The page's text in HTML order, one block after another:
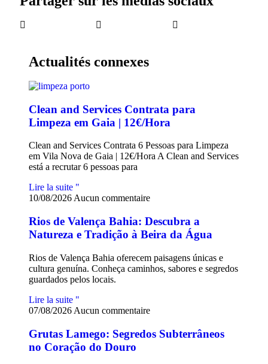
Actualités connexes
Clean and Services Contrata para
Limpeza em Gaia | 12€/Hora
Clean and Services Contrata 6 Pessoas para Limpeza
em Vila Nova de Gaia | 12€/Hora A Clean and Services
está a recrutar 6 pessoas para
Lire la suite "
10/08/2026 Aucun commentaire
Rios de Valença Bahia: Descubra a
Natureza e Tradição à Beira da Água
Rios de Valença Bahia oferecem paisagens únicas e
cultura genuína. Conheça caminhos, sabores e segredos
guardados pelos locais.
Lire la suite "
07/08/2026 Aucun commentaire
Grutas Lamego: Segredos Subterrâneos
no Coração do Douro